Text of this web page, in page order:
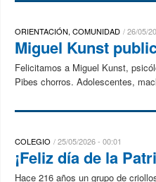
ORIENTACIÓN, COMUNIDAD 26/05/
Miguel Kunst
Felicitamos a Miguel Kunst,
Pibes chorros. Adolescentes,
COLEGIO 25/05/2026 - 00:01
¡Feliz día de la
Hace 216 años un grupo de